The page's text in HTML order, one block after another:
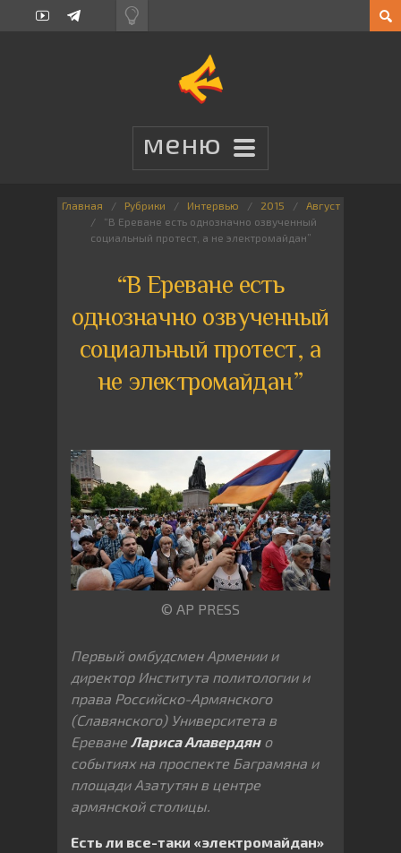
Главная Рубрики Интервью 2015
Август
“В Ереване есть однозначно озвученный
социальный протест, а не электромайдан”
“В Ереване есть
однозначно озвученный
социальный протест, а
не электромайдан”
© AP PRESS
Первый омбудсмен Армении и
директор Института политологии и
права Российско-Армянского
(Славянского) Университета в
Ереване Лариса Алавердяно
событиях на проспекте Баграмяна и
площади Азатутян в центре
армянской столицы.
Есть ли все-таки «электромайдан»